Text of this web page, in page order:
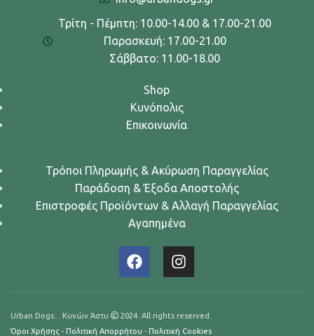
Τρίτη - Πέμπτη: 10.00-14.00 & 17.00-21.00
Παρασκευή: 17.00-21.00
Σάββατο: 11.00-18.00
Shop
Κυνόπολις
Επικοινωνία
Τρόποι Πληρωμής & Ακύρωση Παραγγελίας
Παράδοση & Έξοδα Αποστολής
Επιστροφές Προϊόντων & Αλλαγή Παραγγελίας
Αγαπημένα
Urban Dogs... Κυνών Άστυ
2024. All rights reserved.
Όροι Χρήσης - Πολιτική Απορρήτου - Πολιτική Cookies